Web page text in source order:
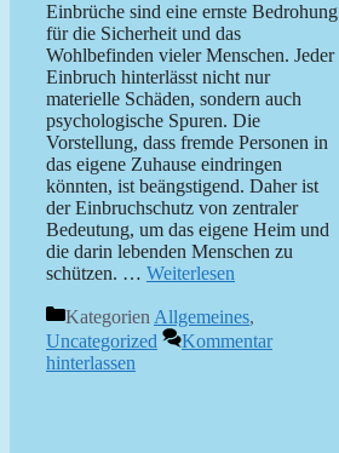
Einbrüche sind eine ernste Bedrohung
für die Sicherheit und das
Wohlbefinden vieler Menschen. Jeder
Einbruch hinterlässt nicht nur
materielle Schäden, sondern auch
psychologische Spuren. Die
Vorstellung, dass fremde Personen in
das eigene Zuhause eindringen
könnten, ist beängstigend. Daher ist
der Einbruchschutz von zentraler
Bedeutung, um das eigene Heim und
die darin lebenden Menschen zu
schützen. … Weiterlesen
Kategorien Allgemeines,
Uncategorized
Kommentar
hinterlassen